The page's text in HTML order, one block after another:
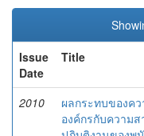
Issue
Date
Title
2010
ผลกระทบของค
องค์กรกับความ